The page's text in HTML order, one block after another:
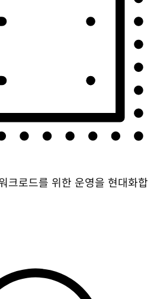
크로드를 위한 운영을 현대화합